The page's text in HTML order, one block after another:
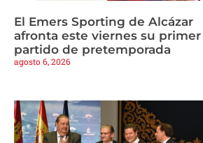
El Emers Sporting de Alcázar
afronta este viernes su primer
partido de pretemporada
agosto 6, 2026